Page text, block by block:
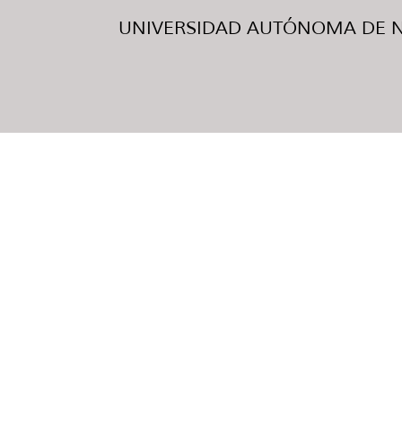
UNIVERSIDAD AUTÓNOMA DE